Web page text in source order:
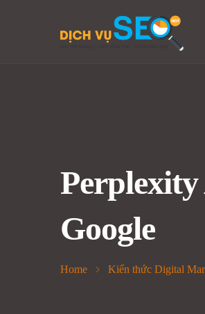
Google
Home Kiến thức Digital